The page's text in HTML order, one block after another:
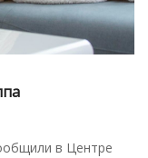
в Центре